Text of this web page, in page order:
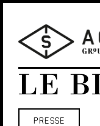
LE
PRESSE